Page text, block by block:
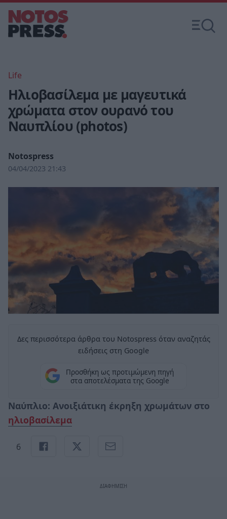
Life
Ηλιοβασίλεμα με μαγευτικά
χρώματα στον ουρανό του
Ναυπλίου (photos)
Notospress
04/04/2023 21:43
Δες περισσότερα άρθρα του Notospress όταν αναζητάς
ειδήσεις στη Google
Προσθήκη ως προτιμώμενη πηγή
στα αποτελέσματα της Google
Ναύπλιο: Ανοιξιάτικη έκρηξη χρωμάτων στο
ηλιοβασίλεμα
6